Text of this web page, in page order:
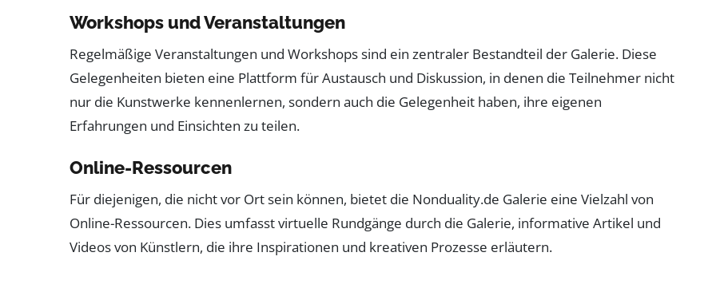
Workshops und Veranstaltungen
Regelmäßige Veranstaltungen und Workshops sind ein zentraler Bestandteil der Galerie. Diese
Gelegenheiten bieten eine Plattform für Austausch und Diskussion, in denen die Teilnehmer nicht
nur die Kunstwerke kennenlernen, sondern auch die Gelegenheit haben, ihre eigenen
Erfahrungen und Einsichten zu teilen.
Online-Ressourcen
Für diejenigen, die nicht vor Ort sein können, bietet die Nonduality.de Galerie eine Vielzahl von
Online-Ressourcen. Dies umfasst virtuelle Rundgänge durch die Galerie, informative Artikel und
Videos von Künstlern, die ihre Inspirationen und kreativen Prozesse erläutern.